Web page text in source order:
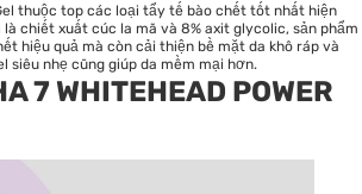
thuộc top các loại tẩy tế bào chết tốt nhất hiện
là chiết xuất cúc la mã và 8% axit glycolic, sản phẩm
hiệu quả mà còn cải thiện bề mặt da khô ráp và
siêu nhẹ cũng giúp da mềm mại hơn.
7 WHITEHEAD POWER